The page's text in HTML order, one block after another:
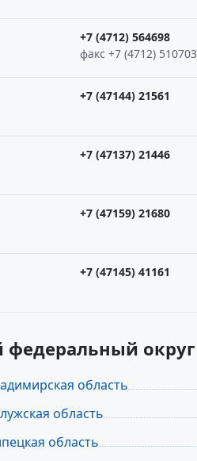
+7 (4712) 564698
факс +7 (4712) 510703
+7 (47144) 21561
+7 (47137) 21446
+7 (47159) 21680
+7 (47145) 41161
федеральный округ
область
область
область